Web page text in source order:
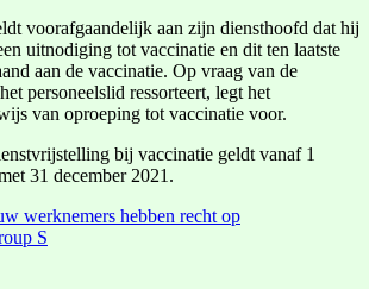
voorafgaandelijk aan zijn diensthoofd dat hij
uitnodiging tot vaccinatie en dit ten laatste
aan de vaccinatie. Op vraag van de
personeelslid ressorteert, legt het
van oproeping tot vaccinatie voor.
bij vaccinatie geldt vanaf 1
31 december 2021.
werknemers hebben recht op
S